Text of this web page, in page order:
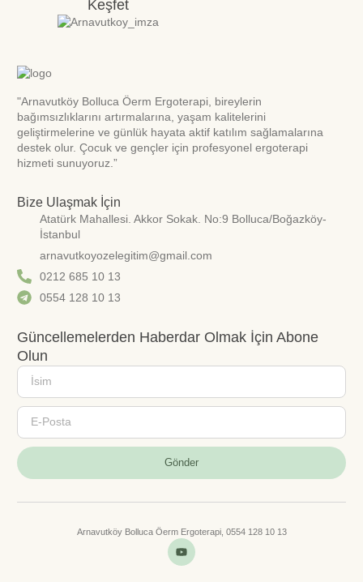
Keşfet
"Arnavutköy Bolluca Öerm Ergoterapi, bireylerin
bağımsızlıklarını artırmalarına, yaşam kalitelerini
geliştirmelerine ve günlük hayata aktif katılım sağlamalarına
destek olur. Çocuk ve gençler için profesyonel ergoterapi
hizmeti sunuyoruz.”
Bize Ulaşmak İçin
Atatürk Mahallesi. Akkor Sokak. No:9 Bolluca/Boğazköy-
İstanbul
arnavutkoyozelegitim@gmail.com
0212 685 10 13
0554 128 10 13
Güncellemelerden Haberdar Olmak İçin Abone
Olun
Gönder
Arnavutköy Bolluca Öerm Ergoterapi, 0554 128 10 13